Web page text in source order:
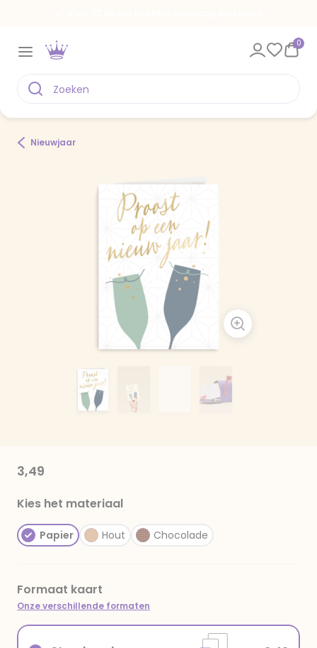
0
Nieuwjaar
3,49
Kies het materiaal
Papier Hout Chocolade
Formaat kaart
Onze verschillende formaten